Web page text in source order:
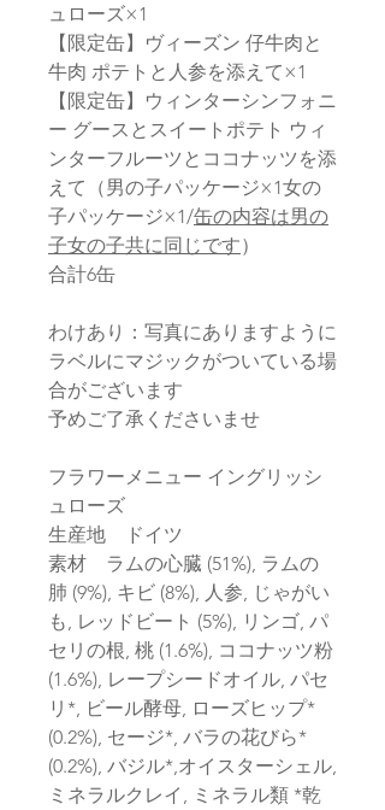
ュローズ×1
【限定缶】ヴィーズン 仔牛肉と
牛肉 ポテトと人参を添えて×1
【限定缶】ウィンターシンフォニ
ー グースとスイートポテト ウィ
ンターフルーツとココナッツを添
えて（男の子パッケージ×1女の
子パッケージ×1/缶の内容は男の
子女の子共に同じです）
合計6缶
わけあり：写真にありますように
ラベルにマジックがついている場
合がございます
予めご了承くださいませ
フラワーメニュー イングリッシ
ュローズ
生産地 ドイツ
素材 ラムの心臓 (51%), ラムの
肺 (9%), キビ (8%), 人参, じゃがい
も, レッドビート (5%), リンゴ, パ
セリの根, 桃 (1.6%), ココナッツ粉
(1.6%), レープシードオイル, パセ
リ*, ビール酵母, ローズヒップ*
(0.2%), セージ*, バラの花びら*
(0.2%), バジル*,オイスターシェル,
ミネラルクレイ, ミネラル類 *乾